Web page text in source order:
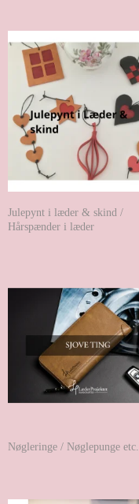
Julepynt i læder & skind /
Hårspænder i læder
Nøgleringe / Nøglepunge etc.